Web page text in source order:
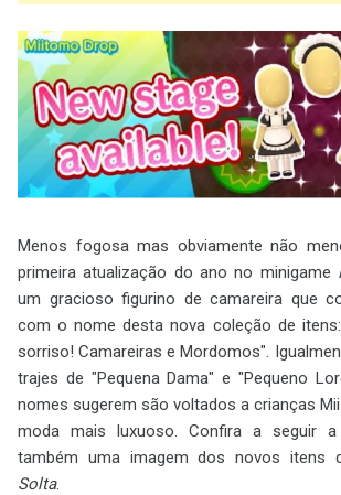
Menos fogosa mas obviamente não
primeira atualização do ano no minigame
um gracioso figurino de camareira que
com o nome desta nova coleção de
sorriso! Camareiras e Mordomos".
trajes de "Pequena Dama" e "Pequeno
nomes sugerem são voltados a crianças
moda mais luxuoso. Confira a seguir
também uma imagem dos novos itens
Solta.